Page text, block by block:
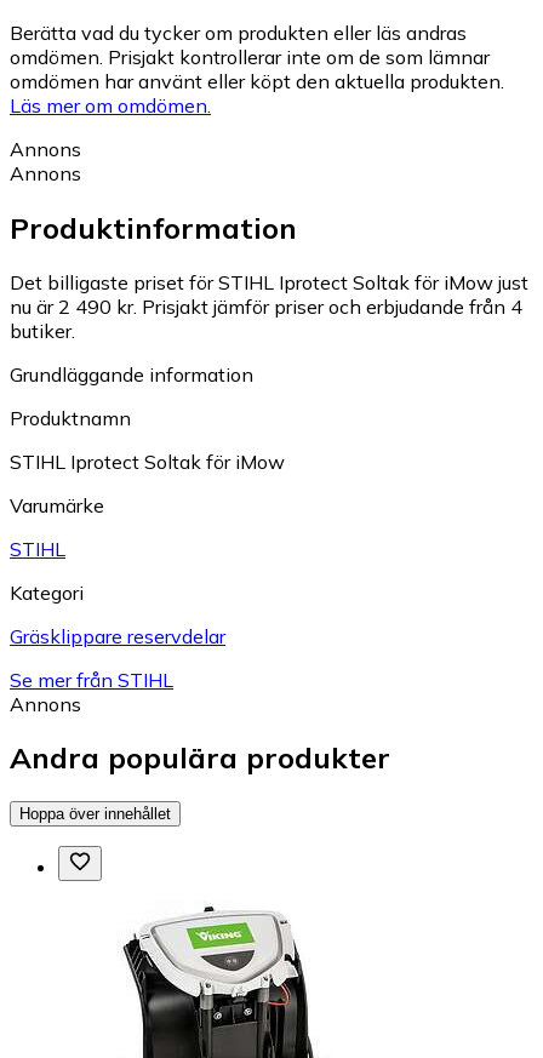
Berätta vad du tycker om produkten eller läs andras
omdömen. Prisjakt kontrollerar inte om de som lämnar
omdömen har använt eller köpt den aktuella produkten.
Läs mer om omdömen.
Annons
Annons
Produktinformation
Det billigaste priset för STIHL Iprotect Soltak för iMow just
nu är 2 490 kr. Prisjakt jämför priser och erbjudande från 4
butiker.
Grundläggande information
Produktnamn
STIHL Iprotect Soltak för iMow
Varumärke
STIHL
Kategori
Gräsklippare reservdelar
Se mer från STIHL
Annons
Andra populära produkter
Hoppa över innehållet